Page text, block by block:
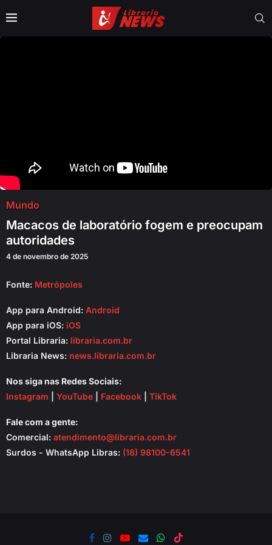
Mundo
Macacos de laboratório fogem e preocupam
autoridades
4 de novembro de 2025
Fonte: Metrópoles
App para Android: Android
App para iOS: iOS
Portal Libraria: libraria.com.br
Libraria News: news.libraria.com.br
Nos siga nas Redes Sociais:
Instagram
YouTube Facebook TikTok
Fale com a gente:
Comercial: atendimento@libraria.com.br
Surdos - WhatsApp Libras: (18) 98100-6541